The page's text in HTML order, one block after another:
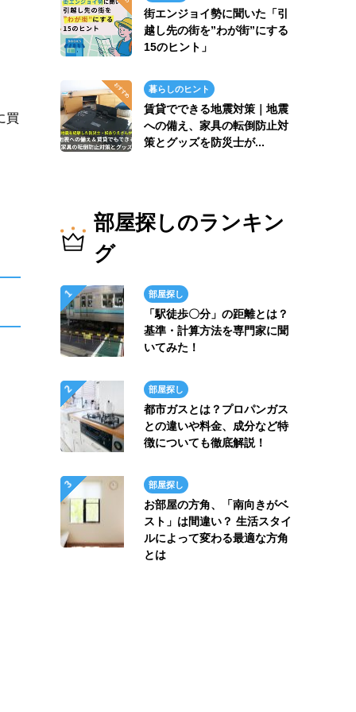
買
街エンジョイ勢に聞いた「引
越し先の街を”わが街”にする
15のヒント」
暮らしのヒント
賃貸でできる地震対策｜地震
への備え、家具の転倒防止対
策とグッズを防災士が...
部屋探しのランキン
グ
部屋探し
「駅徒歩〇分」の距離とは？
基準・計算方法を専門家に聞
いてみた！
部屋探し
都市ガスとは？プロパンガス
との違いや料金、成分など特
徴についても徹底解説！
部屋探し
お部屋の方角、「南向きがベ
スト」は間違い？ 生活スタイ
ルによって変わる最適な方角
とは